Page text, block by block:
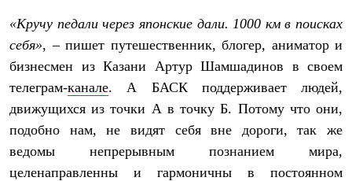
Куртки
Брюки
Штормовая одежда
Куртки
Брюки
Софтшелл одежда
Куртки
Брюки
Куртки
Брюки
«Кручу педали через японские дали. 1000 км в поисках
себя», – пишет путешественник, блогер, аниматор и
бизнесмен из Казани Артур Шамшадинов в своем
телеграм-канале. А БАСК поддерживает людей,
движущихся из точки А в точку Б. Потому что они,
подобно нам, не видят себя вне дороги, так же
ведомы непрерывным познанием мира,
целенаправленны и гармоничны в постоянном